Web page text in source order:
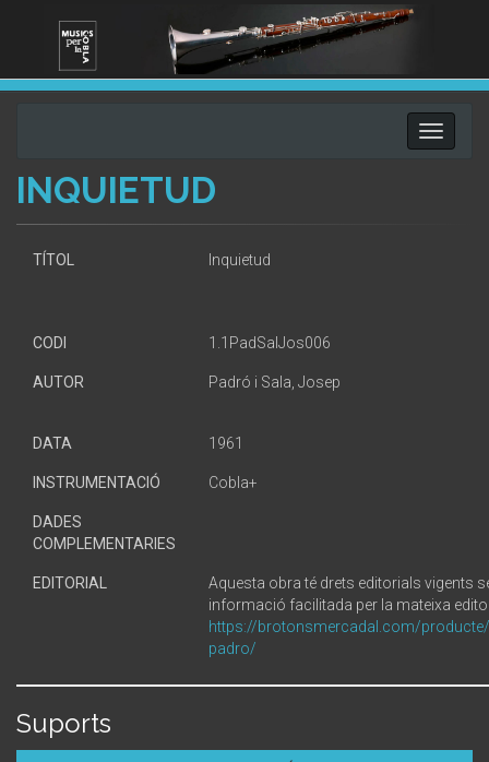
Toggle
INQUIETUD
TÍTOL Inquietud
CODI 1.1PadSalJos006
AUTOR Padró i Sala, Josep
DATA 1961
INSTRUMENTACIÓ Cobla+
DADES
COMPLEMENTARIES
EDITORIAL
Aquesta obra té drets editorials vigents
informació facilitada per la mateixa
https://brotonsmercadal.com/
padro/
Suports